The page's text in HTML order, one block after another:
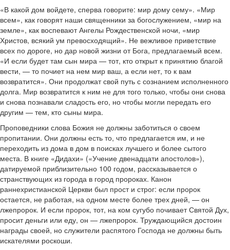
«В какой дом войдете, сперва говорите: мир дому сему». «Мир
всем», как говорят наши священники за богослужением, «мир на
земле», как воспевают Ангелы Рождественской ночи, «мир
Христов, всякий ум превосходящий». Не вежливое приветствие
всех по дороге, но дар новой жизни от Бога, предлагаемый всем.
«И если будет там сын мира — тот, кто открыт к принятию благой
вести, — то почиет на нем мир ваш, а если нет, то к вам
возвратится». Они продолжат свой путь с сознанием исполненного
долга. Мир возвратится к ним не для того только, чтобы они снова
и снова познавали сладость его, но чтобы могли передать его
другим — тем, кто сыны мира.
Проповедники слова Божия не должны заботиться о своем
пропитании. Они должны есть то, что предлагается им, и не
переходить из дома в дом в поисках лучшего и более сытого
места. В книге «Дидахи» («Учение двенадцати апостолов»),
датируемой приблизительно 100 годом, рассказывается о
странствующих из города в город пророках. Канон
раннехристианской Церкви был прост и строг: если пророк
остается, не работая, на одном месте более трех дней, — он
лжепророк. И если пророк, тот, на ком сугубо почивает Святой Дух,
просит деньги или еду, он — лжепророк. Труждающийся достоин
награды своей, но служители распятого Господа не должны быть
искателями роскоши.